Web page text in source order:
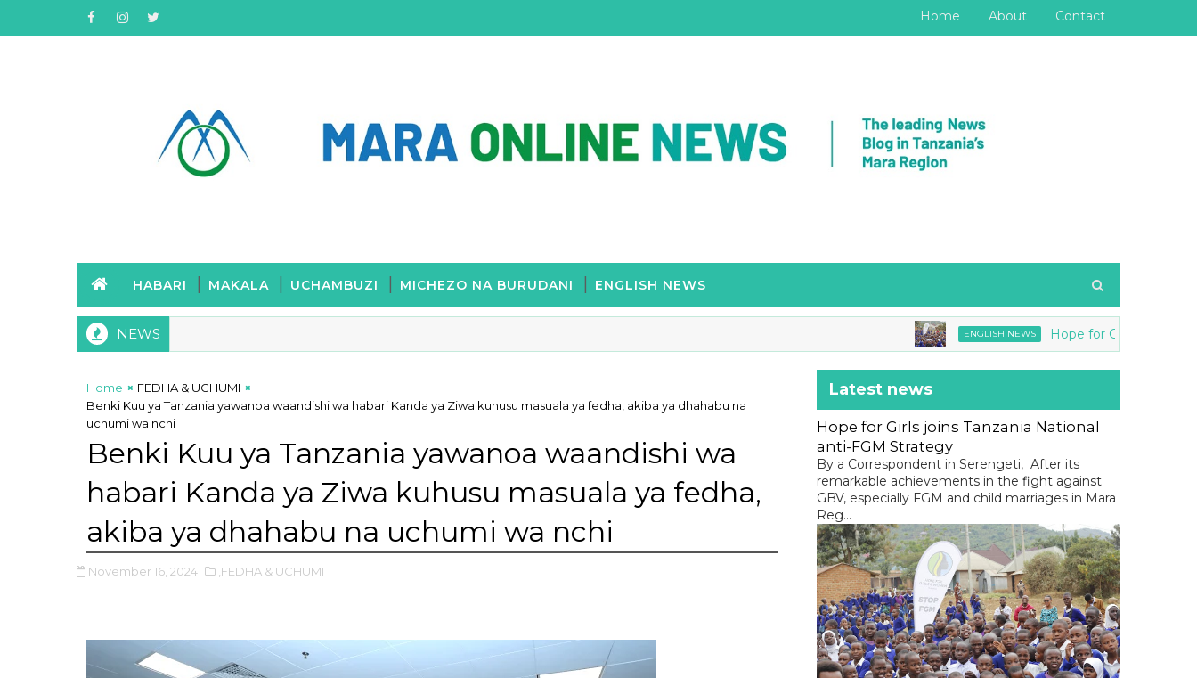
Home About Contact
HABARI MAKALA UCHAMBUZI MICHEZO NA BURUDANI ENGLISH NEWS
NEWS ENGLISH NEWS Hope for Girls joins Tanzania
Home
FEDHA & UCHUMI
Benki Kuu ya Tanzania yawanoa waandishi wa habari Kanda ya Ziwa kuhusu masuala ya fedha, akiba ya dhahabu na
uchumi wa nchi
Benki Kuu ya Tanzania yawanoa waandishi wa
habari Kanda ya Ziwa kuhusu masuala ya fedha,
akiba ya dhahabu na uchumi wa nchi
November 16, 2024 ,FEDHA & UCHUMI
Latest news
Hope for Girls joins Tanzania National
anti-FGM Strategy
By a Correspondent in Serengeti, After its
remarkable achievements in the fight against
GBV, especially FGM and child marriages in Mara
Reg...